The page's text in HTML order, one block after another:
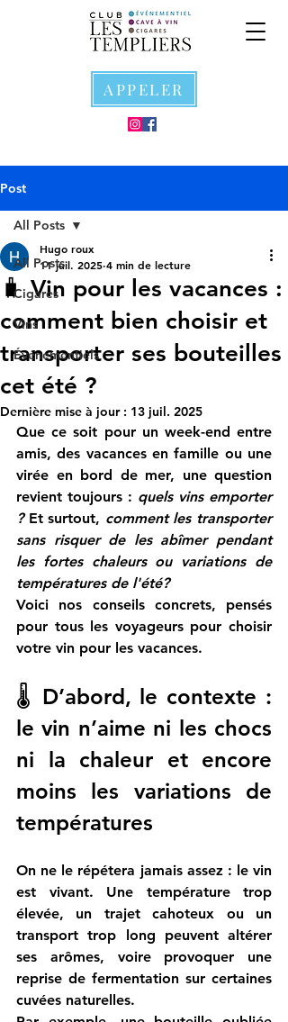
APPELER
Post
All Posts
Cigares
Vins
Événementiels
All Posts
🧳 Vin pour les vacances :
comment bien choisir et
transporter ses bouteilles
cet été ?
Hugo roux
11 juil. 2025 4 min de lecture
Dernière mise à jour : 13 juil. 2025
Que ce soit pour un week-end entre
amis, des vacances en famille ou une
virée en bord de mer, une question
revient toujours : quels vins emporter
? Et surtout, comment les transporter
sans risquer de les abîmer pendant
les fortes chaleurs ou variations de
températures de l'été?
Voici nos conseils concrets, pensés
pour tous les voyageurs pour choisir
votre vin pour les vacances.
🌡️ D’abord, le contexte :
le vin n’aime ni les chocs
ni la chaleur et encore
moins les variations de
températures
On ne le répétera jamais assez : le vin
est vivant. Une température trop
élevée, un trajet cahoteux ou un
transport trop long peuvent altérer
ses arômes, voire provoquer une
reprise de fermentation sur certaines
cuvées naturelles.